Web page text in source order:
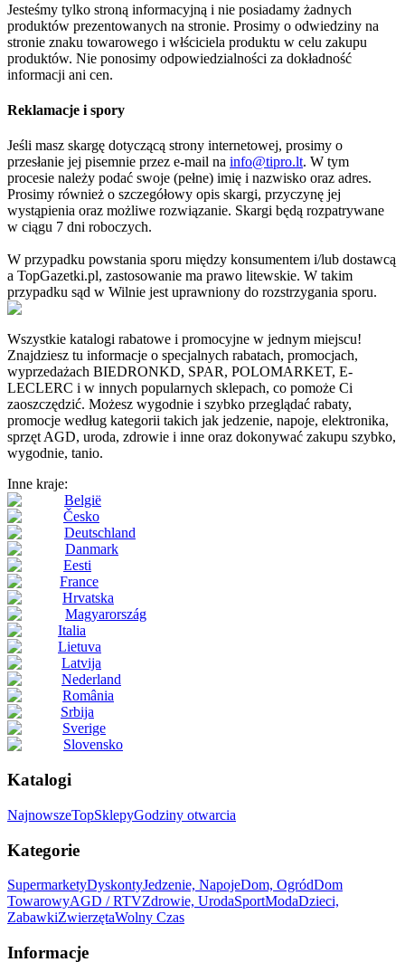
Jesteśmy tylko stroną informacyjną i nie posiadamy żadnych
produktów prezentowanych na stronie. Prosimy o odwiedziny na
stronie znaku towarowego i włściciela produktu w celu zakupu
produktów. Nie ponosimy odpowiedzialności za dokładność
informacji ani cen.
Reklamacje i spory
Jeśli masz skargę dotyczącą strony internetowej, prosimy o
przesłanie jej pisemnie przez e-mail na info@tipro.lt. W tym
procesie należy podać swoje (pełne) imię i nazwisko oraz adres.
Prosimy również o szczegółowy opis skargi, przyczynę jej
wystąpienia oraz możliwe rozwiązanie. Skargi będą rozpatrywane
w ciągu 7 dni roboczych.
W przypadku powstania sporu między konsumentem i/lub dostawcą
a TopGazetki.pl, zastosowanie ma prawo litewskie. W takim
przypadku sąd w Wilnie jest uprawniony do rozstrzygania sporu.
Wszystkie katalogi rabatowe i promocyjne w jednym miejscu!
Znajdziesz tu informacje o specjalnych rabatach, promocjach,
wyprzedażach BIEDRONKD, SPAR, POLOMARKET, E-
LECLERC i w innych popularnych sklepach, co pomoże Ci
zaoszczędzić. Możesz wygodnie i szybko przeglądać rabaty,
promocje według kategorii takich jak jedzenie, napoje, elektronika,
sprzęt AGD, uroda, zdrowie i inne oraz dokonywać zakupu szybko,
wygodnie, tanio.
Inne kraje:
België
Česko
Deutschland
Danmark
Eesti
France
Hrvatska
Magyarország
Italia
Lietuva
Latvija
Nederland
România
Srbija
Sverige
Slovensko
Katalogi
NajnowszeTopSklepyGodziny otwarcia
Kategorie
SupermarketyDyskontyJedzenie, NapojeDom, OgródDom
TowarowyAGD / RTVZdrowie, UrodaSportModaDzieci,
ZabawkiZwierzętaWolny Czas
Informacje